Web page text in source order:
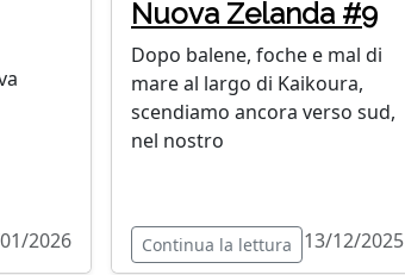
2026
Nuova Zelanda #9
Dopo balene, foche e mal di
mare al largo di Kaikoura,
scendiamo ancora verso sud,
nel nostro
Continua la lettura 13/12/2025